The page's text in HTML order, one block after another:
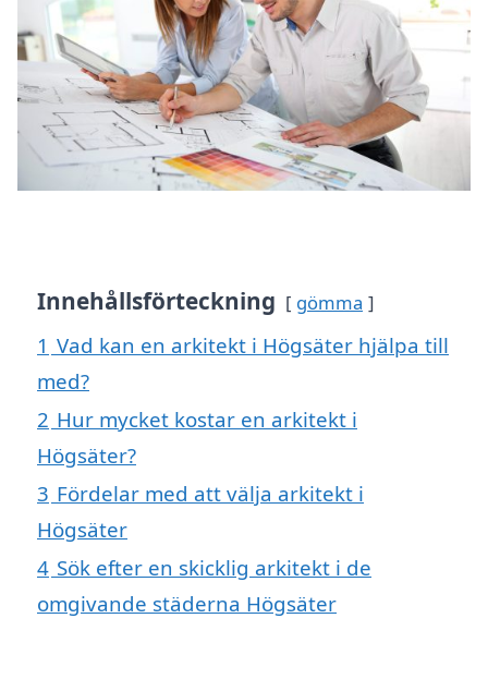
Innehållsförteckning gömma
1 Vad kan en arkitekt i Högsäter hjälpa till
med?
2 Hur mycket kostar en arkitekt i
Högsäter?
3 Fördelar med att välja arkitekt i
Högsäter
4 Sök efter en skicklig arkitekt i de
omgivande städerna Högsäter